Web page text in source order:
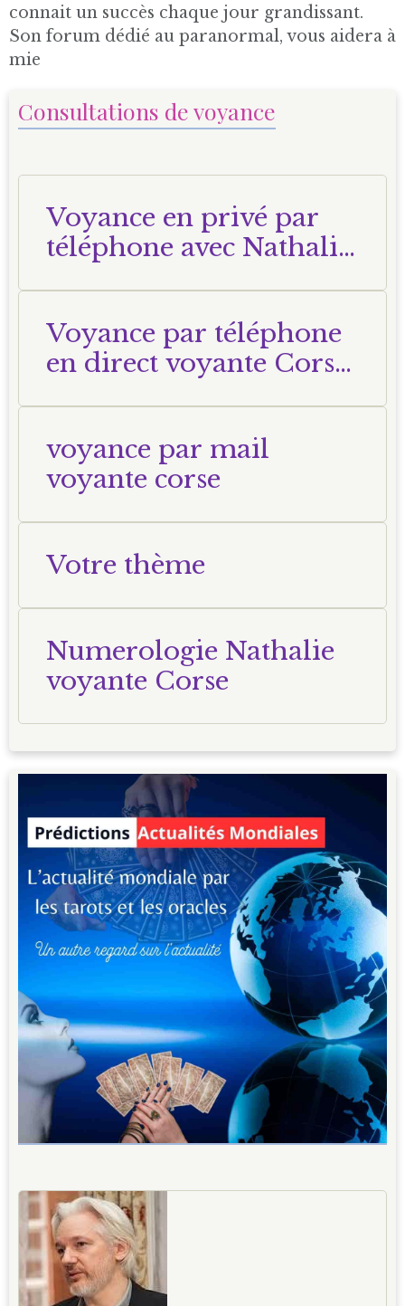
connait un succès chaque jour grandissant.
Son forum dédié au paranormal, vous aidera à
mie
Consultations de voyance
Voyance en privé par
téléphone avec Nathalie
Voyance par téléphone
en direct voyante Corse
voyance par mail
voyante corse
Votre thème
Numerologie Nathalie
voyante Corse